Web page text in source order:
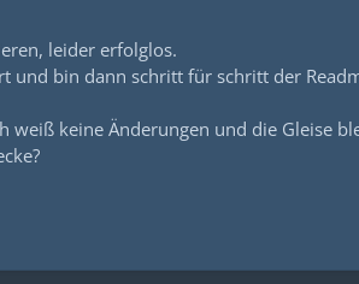
leider erfolglos.
und bin dann schritt für schritt der
weiß keine Änderungen und die Gleise